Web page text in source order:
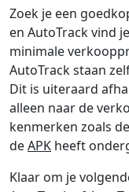
Zoek je een
en AutoTrack vind
minimale
AutoTrack staan
Dit is uiteraard
alleen naar de
kenmerken zoals
deAPK heeft
Klaar om je